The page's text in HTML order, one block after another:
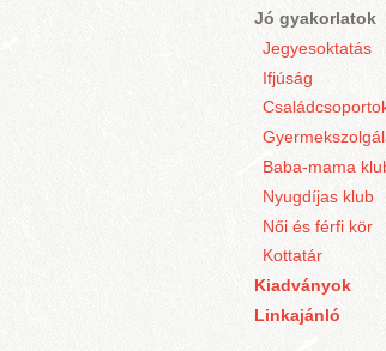
Jó gyakorlatok
Jegyesoktatás
Ifjúság
Baba-mama
Nyugdíjas klub
Női és férfi kör
Kottatár
Kiadványok
Linkajánló